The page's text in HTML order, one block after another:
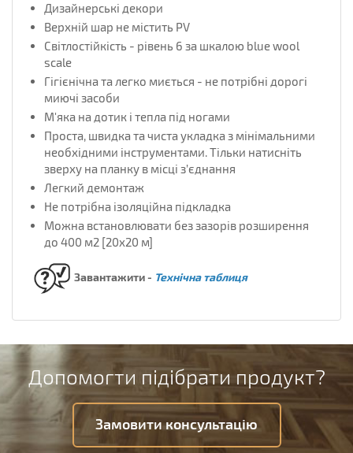
Дизайнерські декори
Верхній шар не містить PV
Світлостійкість - рівень 6 за шкалою blue wool
scale
Гігієнічна та легко миється - не потрібні дорогі
миючі засоби
М'яка на дотик і тепла під ногами
Проста, швидка та чиста укладка з мінімальними
необхідними інструментами.Тільки натисніть
зверху на планку в місці з’єднання
Легкий демонтаж
Не потрібна ізоляційна підкладка
Можна встановлювати без зазорів розширення
до 400 м2 [20x20 м]
Завантажити - Технічна таблиця
Допомогти підібрати продукт?
Замовити консультацію